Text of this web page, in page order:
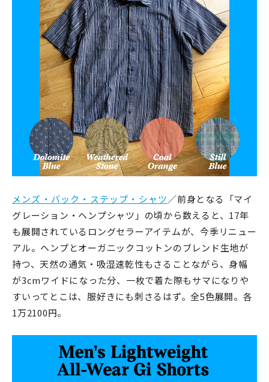
メンズ・バック・ステップ・シャツ／前身となる「マイ
グレーション・ヘンプシャツ」の頃から数えると、17年
も展開されているロングセラーアイテムが、今季リニュー
アル。ヘンプとオーガニックコットンのブレンド生地が
持つ、天然の通気・吸湿速乾性もさることながら、身幅
が3cmワイドになった分、一枚で着た際もサマになりや
すいってとこは、服好きにも刺さるはず。全5色展開。各
1万2100円。